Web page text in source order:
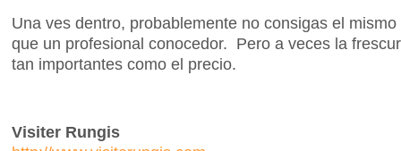
Una ves dentro, probablemente no consigas el
que un profesional conocedor. Pero a veces la
tan importantes como el precio.
Visiter Rungis